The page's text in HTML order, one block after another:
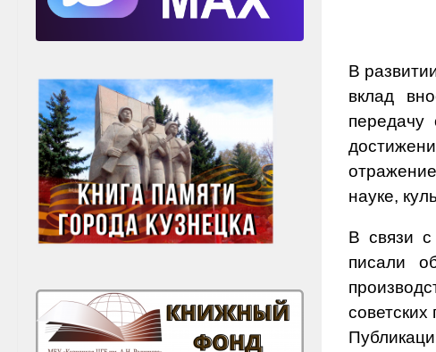
В
вклад
передачу
науке,
В связи
писали
советских